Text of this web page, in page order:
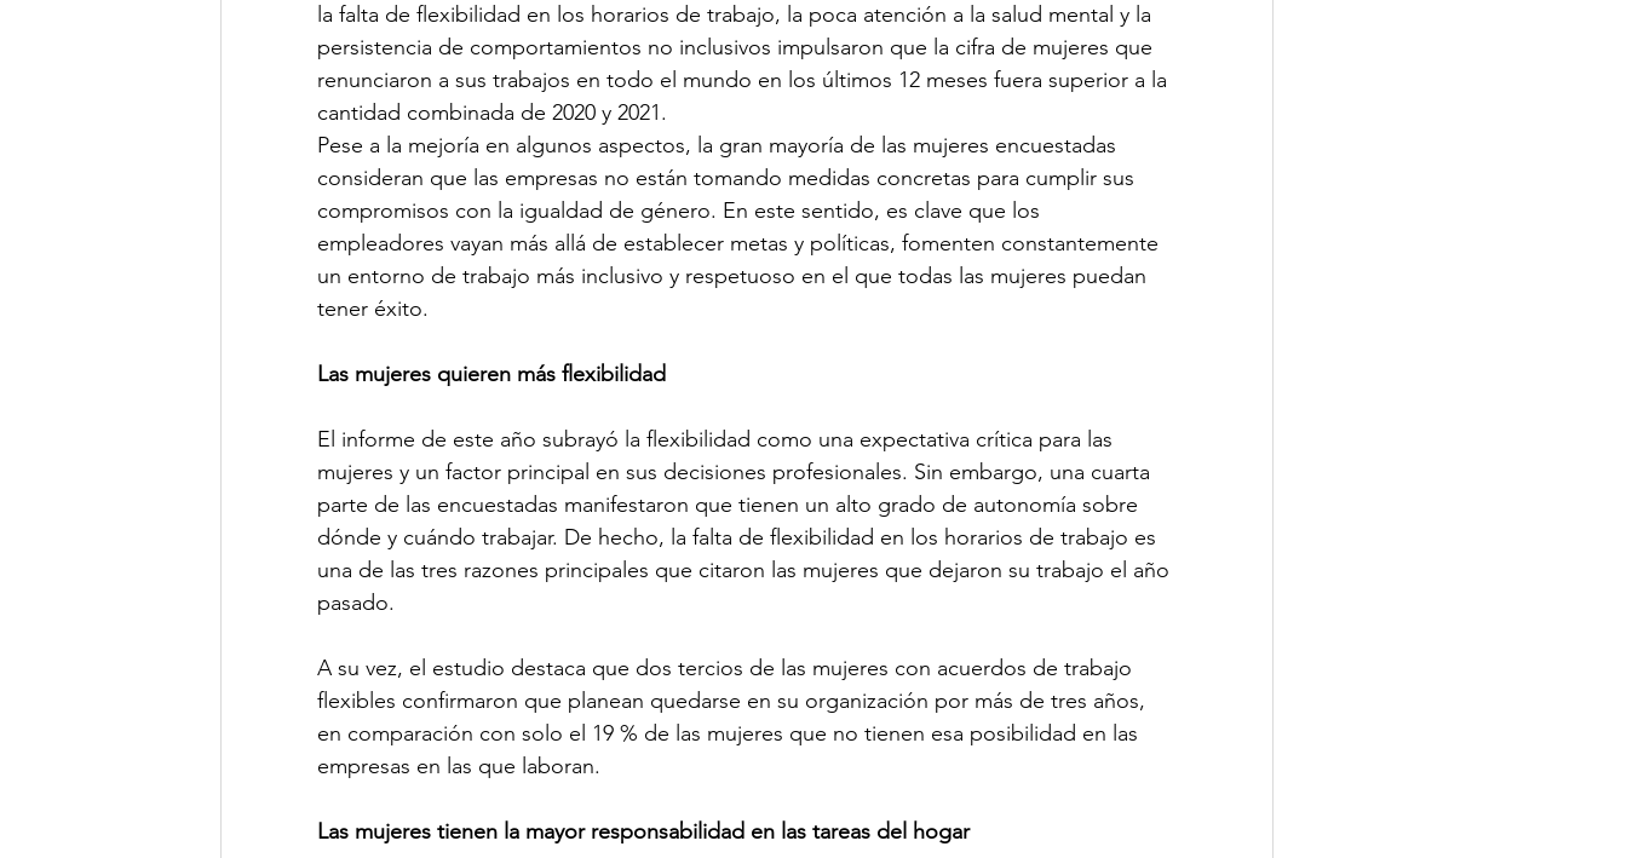
la falta de flexibilidad en los horarios de trabajo, la poca atención a la salud mental y la
persistencia de comportamientos no inclusivos impulsaron que la cifra de mujeres que
renunciaron a sus trabajos en todo el mundo en los últimos 12 meses fuera superior a la
cantidad combinada de 2020 y 2021.
Pese a la mejoría en algunos aspectos, la gran mayoría de las mujeres encuestadas
consideran que las empresas no están tomando medidas concretas para cumplir sus
compromisos con la igualdad de género. En este sentido, es clave que los
empleadores vayan más allá de establecer metas y políticas, fomenten constantemente
un entorno de trabajo más inclusivo y respetuoso en el que todas las mujeres puedan
tener éxito.
Las mujeres quieren más flexibilidad
El informe de este año subrayó la flexibilidad como una expectativa crítica para las
mujeres y un factor principal en sus decisiones profesionales. Sin embargo, una cuarta
parte de las encuestadas manifestaron que tienen un alto grado de autonomía sobre
dónde y cuándo trabajar. De hecho, la falta de flexibilidad en los horarios de trabajo es
una de las tres razones principales que citaron las mujeres que dejaron su trabajo el año
pasado.
A su vez, el estudio destaca que dos tercios de las mujeres con acuerdos de trabajo
flexibles confirmaron que planean quedarse en su organización por más de tres años,
en comparación con solo el 19 % de las mujeres que no tienen esa posibilidad en las
empresas en las que laboran.
Las mujeres tienen la mayor responsabilidad en las tareas del hogar